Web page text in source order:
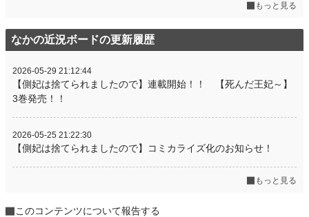
もっと見る
なかの近況ボードの更新履歴
2026-05-29 21:12:44
【側妃は捨てられましたので】連載開始！！ 【死んだ王妃～】
3巻発売！！
2026-05-25 21:22:30
【側妃は捨てられましたので】コミカライズ化のお知らせ！
もっと見る
このコンテンツについて報告する